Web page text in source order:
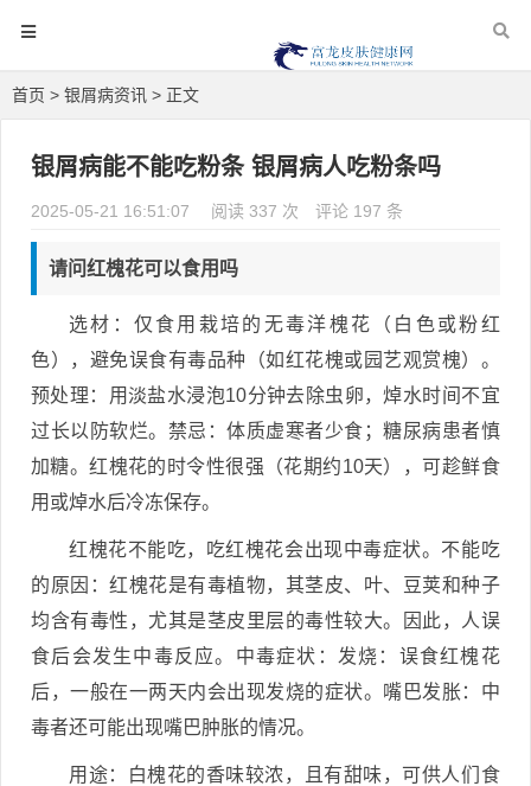
首页 > 银屑病资讯 > 正文
银屑病能不能吃粉条 银屑病人吃粉条吗
2025-05-21 16:51:07 阅读 337 次 评论 197 条
请问红槐花可以食用吗
选材：仅食用栽培的无毒洋槐花（白色或粉红
色），避免误食有毒品种（如红花槐或园艺观赏槐）。
预处理：用淡盐水浸泡10分钟去除虫卵，焯水时间不宜
过长以防软烂。禁忌：体质虚寒者少食；糖尿病患者慎
加糖。红槐花的时令性很强（花期约10天），可趁鲜食
用或焯水后冷冻保存。
红槐花不能吃，吃红槐花会出现中毒症状。不能吃
的原因：红槐花是有毒植物，其茎皮、叶、豆荚和种子
均含有毒性，尤其是茎皮里层的毒性较大。因此，人误
食后会发生中毒反应。中毒症状：发烧：误食红槐花
后，一般在一两天内会出现发烧的症状。嘴巴发胀：中
毒者还可能出现嘴巴肿胀的情况。
用途：白槐花的香味较浓，且有甜味，可供人们食